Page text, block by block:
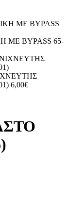
BYPASS 65-
6,00€